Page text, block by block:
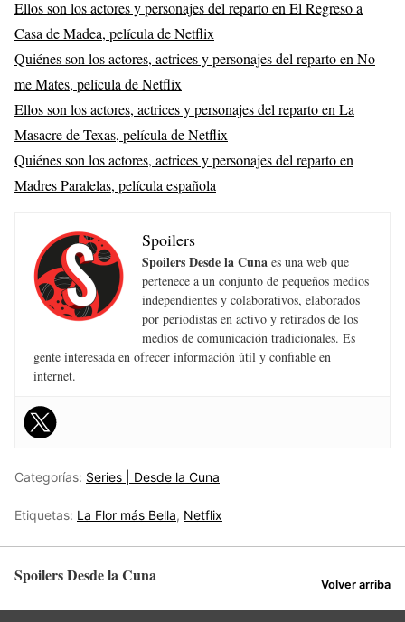
Ellos son los actores y personajes del reparto en El Regreso a
Casa de Madea, película de Netflix
Quiénes son los actores, actrices y personajes del reparto en No
me Mates, película de Netflix
Ellos son los actores, actrices y personajes del reparto en La
Masacre de Texas, película de Netflix
Quiénes son los actores, actrices y personajes del reparto en
Madres Paralelas, película española
Spoilers
Spoilers Desde la Cuna es una web que
pertenece a un conjunto de pequeños medios
independientes y colaborativos, elaborados
por periodistas en activo y retirados de los
medios de comunicación tradicionales. Es
gente interesada en ofrecer información útil y confiable en
internet.
Categorías: Series | Desde la Cuna
Etiquetas: La Flor más Bella, Netflix
Spoilers Desde la Cuna Volver arriba